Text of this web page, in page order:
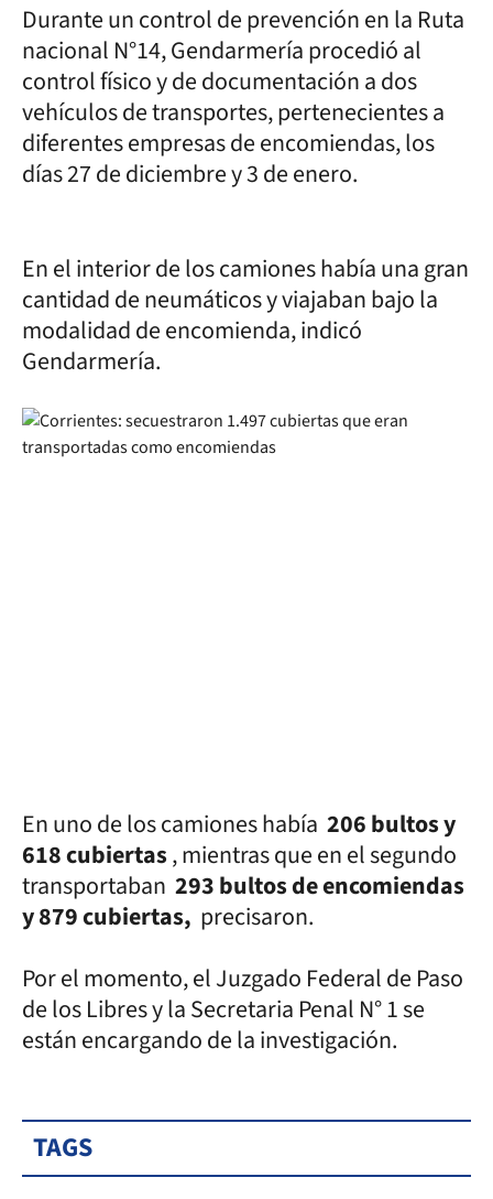
Durante un control de prevención en la Ruta
nacional N°14, Gendarmería procedió al
control físico y de documentación a dos
vehículos de transportes, pertenecientes a
diferentes empresas de encomiendas, los
días 27 de diciembre y 3 de enero.
En el interior de los camiones había una gran
cantidad de neumáticos y viajaban bajo la
modalidad de encomienda, indicó
Gendarmería.
En uno de los camiones había 206 bultos y
618 cubiertas, mientras que en el segundo
transportaban 293 bultos de encomiendas
y 879 cubiertas, precisaron.
Por el momento, el Juzgado Federal de Paso
de los Libres y la Secretaria Penal N° 1 se
están encargando de la investigación.
TAGS